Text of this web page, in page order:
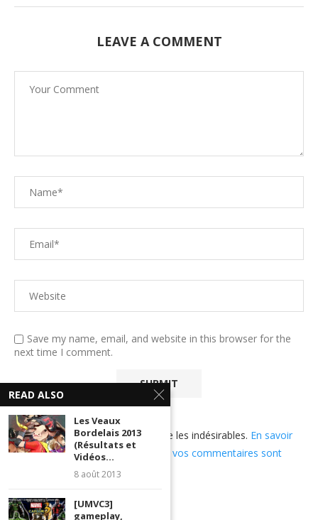
LEAVE A COMMENT
Save my name, email, and website in this browser for the
next time I comment.
Ce site utilise Akismet pour réduire les indésirables. En savoir
plus sur comment les données de vos commentaires sont
READ ALSO
Les Veaux
Bordelais 2013
(Résultats et
Vidéos...
8 août 2013
[UMVC3]
gameplay,